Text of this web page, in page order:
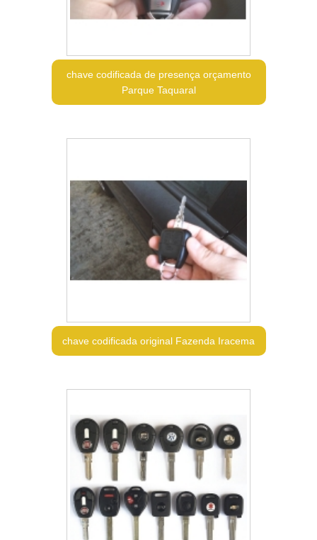
chave codificada de presença orçamento
Parque Taquaral
chave codificada original Fazenda Iracema